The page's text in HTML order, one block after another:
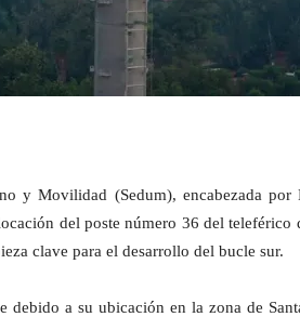
y Movilidad (Sedum), encabezada por
del poste número 36 del teleférico
clave para el desarrollo del bucle sur.
debido a su ubicación en la zona de